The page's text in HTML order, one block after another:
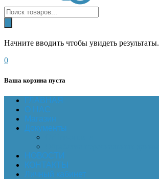
Начните вводить чтобы увидеть результаты.
0
Ваша корзина пуста
ГЛАВНАЯ
О НАС
Магазин
Документы
НОВОСТИ
КОНТАКТЫ
Личный кабинет